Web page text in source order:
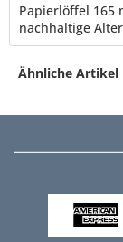
Papierlöffel 165
nachhaltige
Ähnliche Artikel